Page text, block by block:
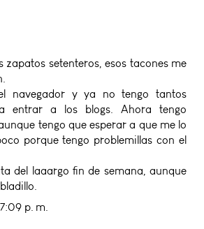
zapatos setenteros, esos tacones me
navegador y ya no tengo tantos
entrar a los blogs. Ahora tengo
tengo que esperar a que me lo
porque tengo problemillas con el
del laaargo fin de semana, aunque
p. m.